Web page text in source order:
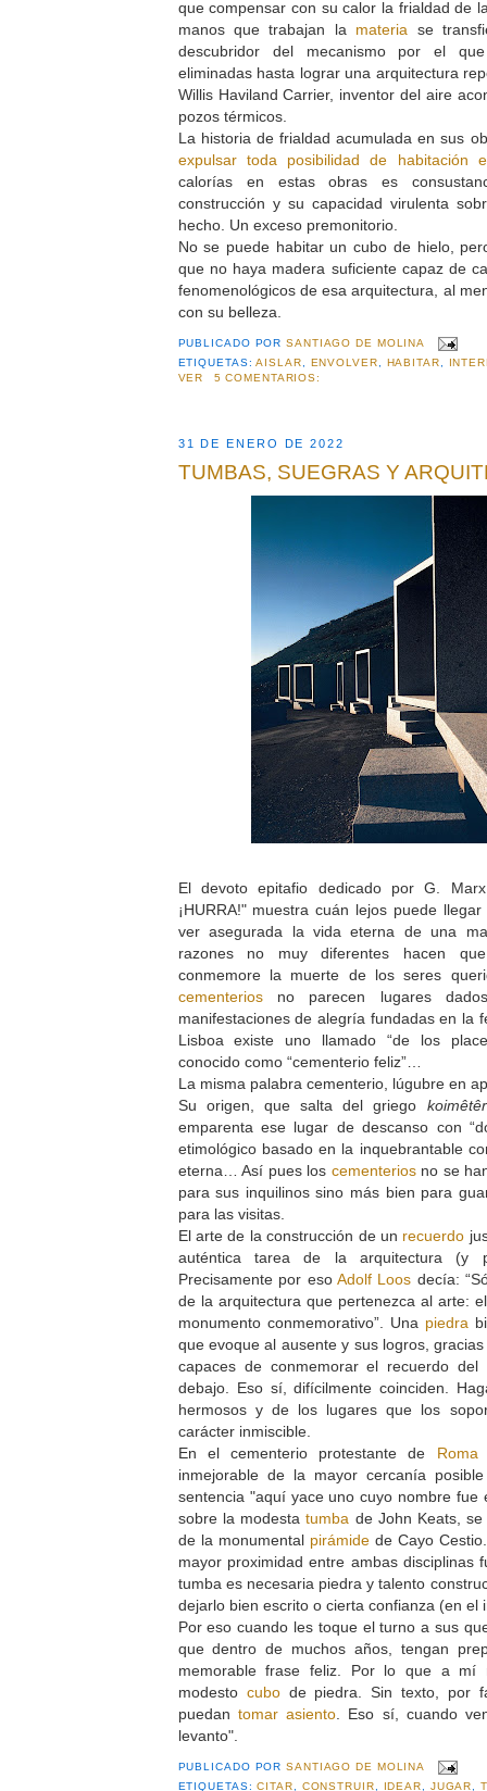
que compensar con su calor la frialdad de
manos que trabajan la materia se
descubridor del mecanismo por el
eliminadas hasta lograr una arquitectura
Willis Haviland Carrier, inventor del aire
pozos térmicos.
La historia de frialdad acumulada en sus
expulsar toda posibilidad de habitación
calorías en estas obras es
construcción y su capacidad virulenta
hecho. Un exceso premonitorio.
No se puede habitar un cubo de hielo,
que no haya madera suficiente capaz de
fenomenológicos de esa arquitectura, al
con su belleza.
PUBLICADO PORSANTIAGO DE MOLINA
ETIQUETAS:AISLAR, ENVOLVER, HABITAR,
VER
5 COMENTARIOS:
31 DE ENERO DE 2022
TUMBAS, SUEGRAS Y
El devoto epitafio dedicado por G.
¡HURRA!" muestra cuán lejos puede
ver asegurada la vida eterna de una
razones no muy diferentes hacen
conmemore la muerte de los seres
cementeriosno parecen lugares
manifestaciones de alegría fundadas en la
Lisboa existe uno llamado “de los
conocido como “cementerio feliz”…
La misma palabra cementerio, lúgubre en
Su origen, que salta del griego
emparenta ese lugar de descanso con
etimológico basado en la inquebrantable
eterna… Así pues los cementeriosno se
para sus inquilinos sino más bien para
para las visitas.
El arte de la construcción de un recuerdo
auténtica tarea de la arquitectura (y
Precisamente por eso Adolf Loos decía:
de la arquitectura que pertenezca al arte:
monumento conmemorativo”. Una piedra
que evoque al ausente y sus logros,
capaces de conmemorar el recuerdo
debajo. Eso sí, difícilmente coinciden.
hermosos y de los lugares que los
carácter inmiscible.
En el cementerio protestante de Roma
inmejorable de la mayor cercanía
sentencia "aquí yace uno cuyo nombre fue
sobre la modestatumba de John Keats,
de la monumental pirámide de Cayo
mayor proximidad entre ambas disciplinas
tumba es necesaria piedra y talento
dejarlo bien escrito o cierta confianza (en el
Por eso cuando les toque el turno a sus
que dentro de muchos años, tengan
memorable frase feliz. Por lo que a mí
modesto cubode piedra. Sin texto, por
puedan tomar asiento . Eso sí, cuando
levanto".
PUBLICADO PORSANTIAGO DE MOLINA
ETIQUETAS:CITAR CONSTRUIR IDEAR JUGAR ,